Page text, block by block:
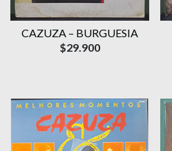
CAZUZA – BURGUESIA
$29.900